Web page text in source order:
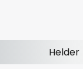
Helder